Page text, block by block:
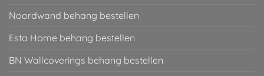
Noordwand behang bestellen
Esta Home behang bestellen
BN Wallcoverings behang bestellen